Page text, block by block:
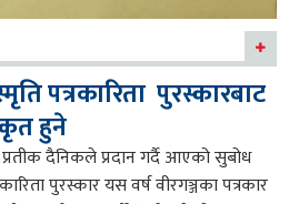
पत्रकारिता पुरस्कारबाट
हुने
प्रतीक दैनिकले प्रदान गर्दै आएको सुबोध
पुरस्कार यस वर्ष वीरगञ्जका पत्रकार